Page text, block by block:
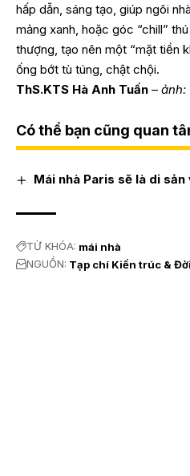
hấp dẫn, sáng tạo, giúp ngôi
mảng xanh, hoặc góc “chill”
thượng, tạo nên một “mặt tiền
ống bớt tù túng, chật chội.
ThS.KTS Hà Anh Tuấn – ảnh:
Có thể bạn cũng quan
Mái nhà Paris sẽ là di
TỪ KHÓA: mái nhà
NGUỒN: Tạp chí Kiến trúc &